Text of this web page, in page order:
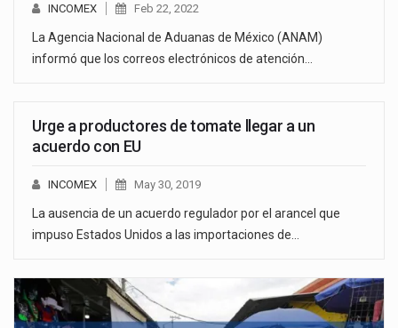
INCOMEX Feb 22, 2022
La Agencia Nacional de Aduanas de México (ANAM)
informó que los correos electrónicos de atención…
Urge a productores de tomate llegar a un
acuerdo con EU
INCOMEX May 30, 2019
La ausencia de un acuerdo regulador por el arancel que
impuso Estados Unidos a las importaciones de…